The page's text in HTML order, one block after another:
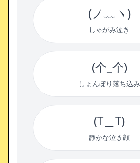
(ノ﹏ヽ)
しゃがみ泣き
(个_个)
しょんぼり落ち込み
(T＿T)
静かな泣き顔